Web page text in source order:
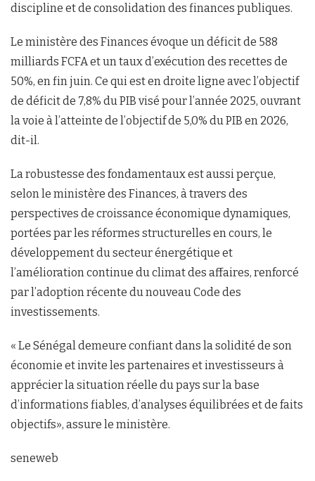
discipline et de consolidation des finances publiques.
Le ministère des Finances évoque un déficit de 588
milliards FCFA et un taux d’exécution des recettes de
50%, en fin juin. Ce qui est en droite ligne avec l’objectif
de déficit de 7,8% du PIB visé pour l’année 2025, ouvrant
la voie à l’atteinte de l’objectif de 5,0% du PIB en 2026,
dit-il.
La robustesse des fondamentaux est aussi perçue,
selon le ministère des Finances, à travers des
perspectives de croissance économique dynamiques,
portées par les réformes structurelles en cours, le
développement du secteur énergétique et
l’amélioration continue du climat des affaires, renforcé
par l’adoption récente du nouveau Code des
investissements.
« Le Sénégal demeure confiant dans la solidité de son
économie et invite les partenaires et investisseurs à
apprécier la situation réelle du pays sur la base
d’informations fiables, d’analyses équilibrées et de faits
objectifs», assure le ministère.
seneweb